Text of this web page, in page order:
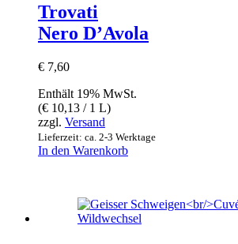
Trovati
Nero D’Avola
€ 7,60
Enthält 19% MwSt.
(€ 10,13 / 1 L)
zzgl. Versand
Lieferzeit: ca. 2-3 Werktage
In den Warenkorb